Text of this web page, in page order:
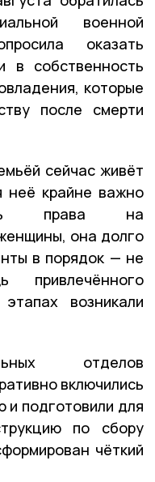
военной
оказать
в собственность
которые
после смерти
сейчас живёт
неё крайне важно
права на
она долго
в порядок — не
возникали
отделов
включились
и подготовили для
по сбору
чёткий